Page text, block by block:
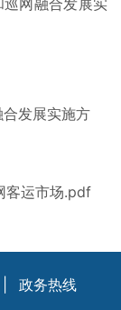
网融合发展实
发展实施方
客运市场.pdf
政务热线